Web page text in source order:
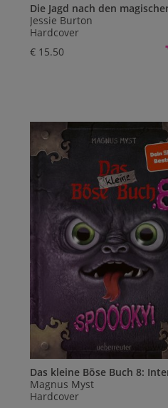
Jessie Burton
Hardcover
€ 15.50
Magnus Myst
Hardcover